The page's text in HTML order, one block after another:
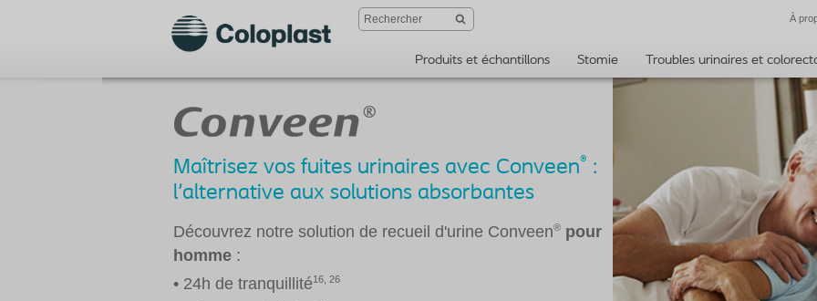
À
Produits et échantillons Stomie Troubles urinaires et
Maîtrisez vos fuites urinaires avec Conveen® :
l'alternative aux solutions absorbantes
Découvrez notre solution de recueil d'urine Conveen® pour
homme :
• 24h de tranquillité16, 26